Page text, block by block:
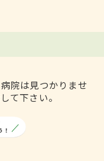
院は見つかりませ
て下さい。